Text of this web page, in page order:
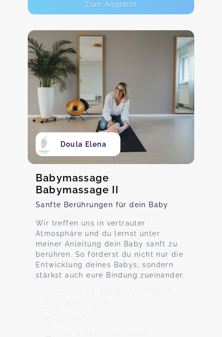
Zum Angebot
Doula Elena
Babymassage
Babymassage II
Sanfte Berührungen für dein Baby
Wir treffen uns in vertrauter
Atmosphäre und du lernst unter
meiner Anleitung dein Baby sanft zu
berühren. So förderst du nicht nur die
Entwicklung deines Babys, sondern
stärkst auch eure Bindung zueinander.
Ulhaus 38, 52379 Langerwehe
9. Sep - 14. Okt
75,00 €
Max. 6 TeilnehmerInnen